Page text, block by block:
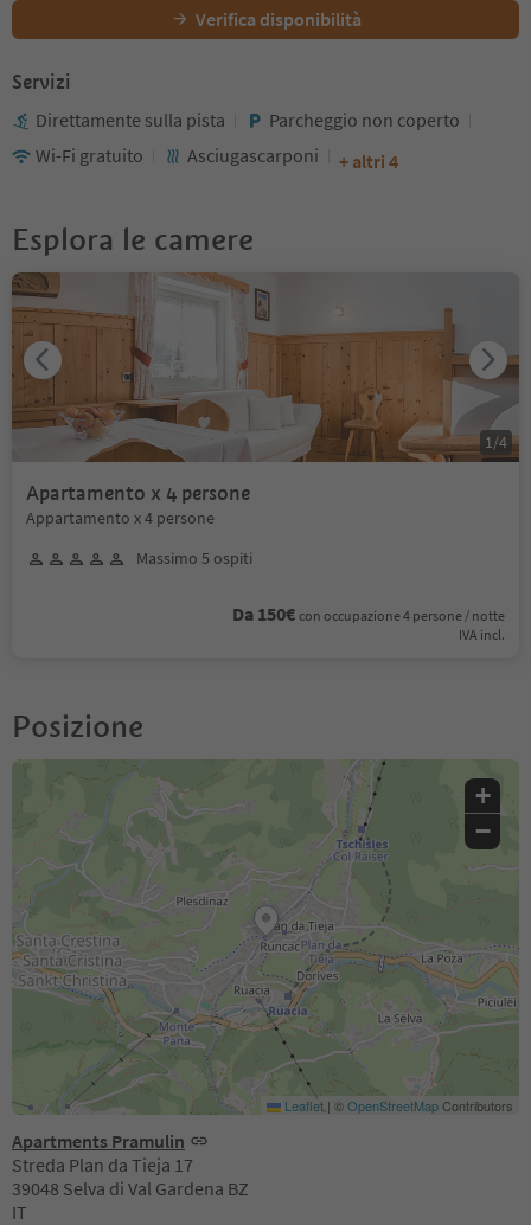
Verifica disponibilità
Servizi
Direttamente sulla pista
Parcheggio non coperto
Wi-Fi gratuito
Asciugascarponi + altri 4
Esplora le camere
Apartamento x 4 persone
Appartamento x 4 persone
Massimo 5 ospiti
Da 150€ con occupazione 4 persone / notte
IVA incl.
1/4
Posizione
Apartments Pramulin
Streda Plan da Tieja 17
39048 Selva di Val Gardena BZ
IT
+
−
Leaflet | ©OpenStreetMapContributors